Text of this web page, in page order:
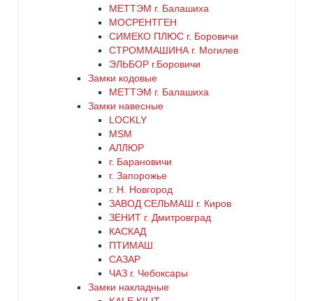
МЕТТЭМ г. Балашиха
МОСРЕНТГЕН
СИМЕКО ПЛЮС г. Боровичи
СТРОММАШИНА г. Могилев
ЭЛЬБОР г.Боровичи
Замки кодовые
МЕТТЭМ г. Балашиха
Замки навесные
LOCKLY
MSM
АЛЛЮР
г. Барановичи
г. Запорожье
г. Н. Новгород
ЗАВОД СЕЛЬМАШ г. Киров
ЗЕНИТ г. Дмитровград
КАСКАД
ПТИМАШ
САЗАР
ЧАЗ г. Чебоксары
Замки накладные